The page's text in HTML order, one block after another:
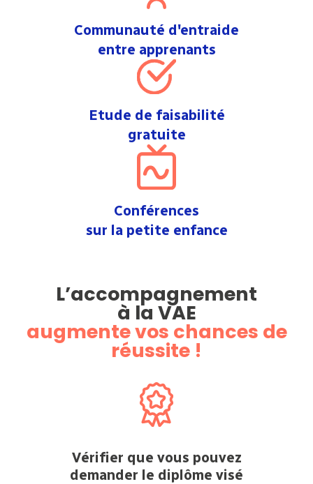
Communauté d'entraide
entre apprenants
Etude de faisabilité
gratuite
Conférences
sur la petite enfance
L’accompagnement
à la VAE
augmente vos chances de
réussite !
Vérifier que vous pouvez
demander le diplôme visé